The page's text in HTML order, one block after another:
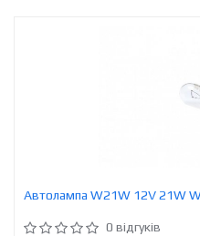
Автолампа W21W 12V 21W
0 відгуків